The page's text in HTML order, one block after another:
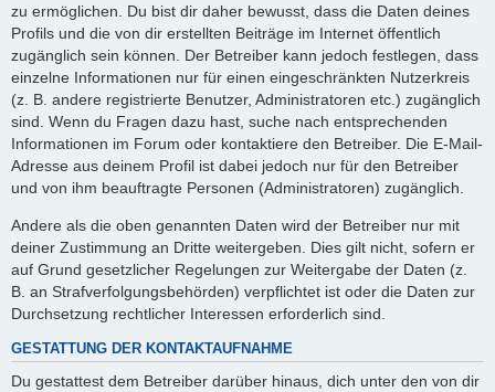
zu ermöglichen. Du bist dir daher bewusst, dass die Daten deines
Profils und die von dir erstellten Beiträge im Internet öffentlich
zugänglich sein können. Der Betreiber kann jedoch festlegen, dass
einzelne Informationen nur für einen eingeschränkten Nutzerkreis
(z. B. andere registrierte Benutzer, Administratoren etc.) zugänglich
sind. Wenn du Fragen dazu hast, suche nach entsprechenden
Informationen im Forum oder kontaktiere den Betreiber. Die E-Mail-
Adresse aus deinem Profil ist dabei jedoch nur für den Betreiber
und von ihm beauftragte Personen (Administratoren) zugänglich.
Andere als die oben genannten Daten wird der Betreiber nur mit
deiner Zustimmung an Dritte weitergeben. Dies gilt nicht, sofern er
auf Grund gesetzlicher Regelungen zur Weitergabe der Daten (z.
B. an Strafverfolgungsbehörden) verpflichtet ist oder die Daten zur
Durchsetzung rechtlicher Interessen erforderlich sind.
GESTATTUNG DER KONTAKTAUFNAHME
Du gestattest dem Betreiber darüber hinaus, dich unter den von dir